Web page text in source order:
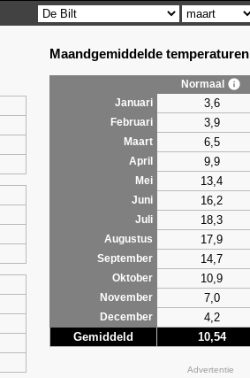
Maandgemiddelde temperaturen
Normaal
Januari
3,6
Februari 3,9
Maart 6,5
April
9,9
Mei
13,4
Juni
16,2
Juli
18,3
Augustus
17,9
September
14,7
Oktober
10,9
November
7,0
December
4,2
Gemiddeld 10,54
Advertentie